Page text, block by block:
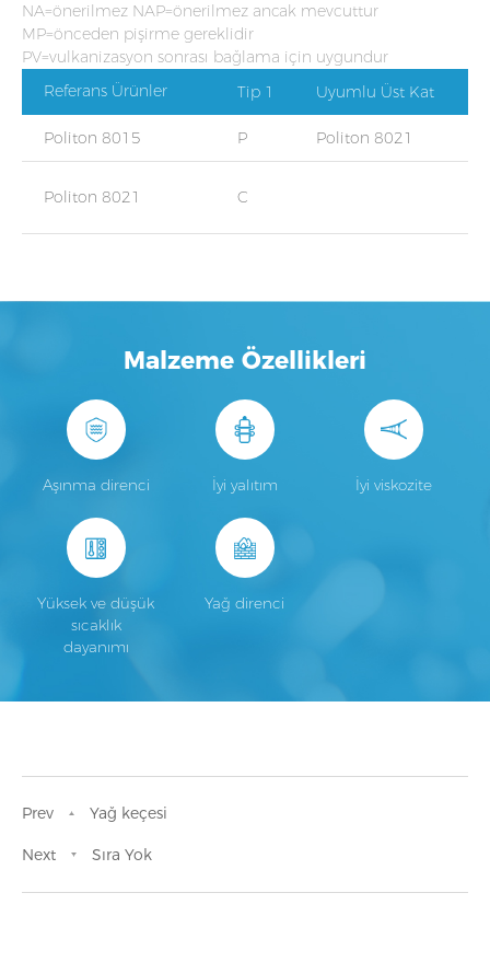
NA=önerilmez NAP=önerilmez ancak mevcuttur
MP=önceden pişirme gereklidir
PV=vulkanizasyon sonrası bağlama için uygundur
Referans Ürünler
Tip 1 Uyumlu Üst Kat
Politon 8015 P Politon 8021
Politon 8021 C
Malzeme Özellikleri
Aşınma direnci İyi yalıtım İyi viskozite
Yüksek ve düşük
sıcaklık
dayanımı
Yağ direnci
Prev Yağ keçesi
Next Sıra Yok